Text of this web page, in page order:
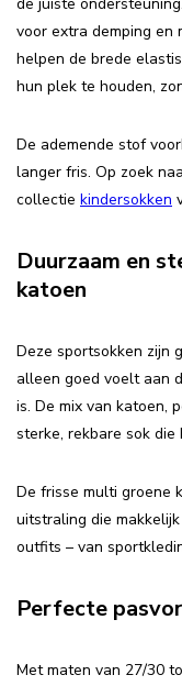
voor extra demping en
helpen de brede
hun plek te houden,
De ademende stof
langer fris. Op zoek
collectie kindersokken
Duurzaam en
katoen
Deze sportsokken zijn
alleen goed voelt aan
is. De mix van katoen,
sterke, rekbare sok
De frisse multi groene
uitstraling die
outfits – van
Perfecte
Met maten van 27/30